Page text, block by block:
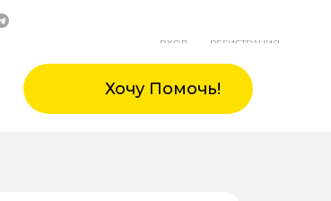
ВХОД РЕГИСТРАЦИЯ
Хочу Помочь!